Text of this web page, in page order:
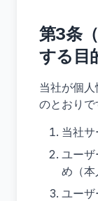
第3条
する目
当社が個
のとおりで
当社
ユーザ
め（本
ユー